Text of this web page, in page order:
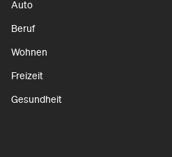
Auto
Beruf
Wohnen
Freizeit
Gesundheit